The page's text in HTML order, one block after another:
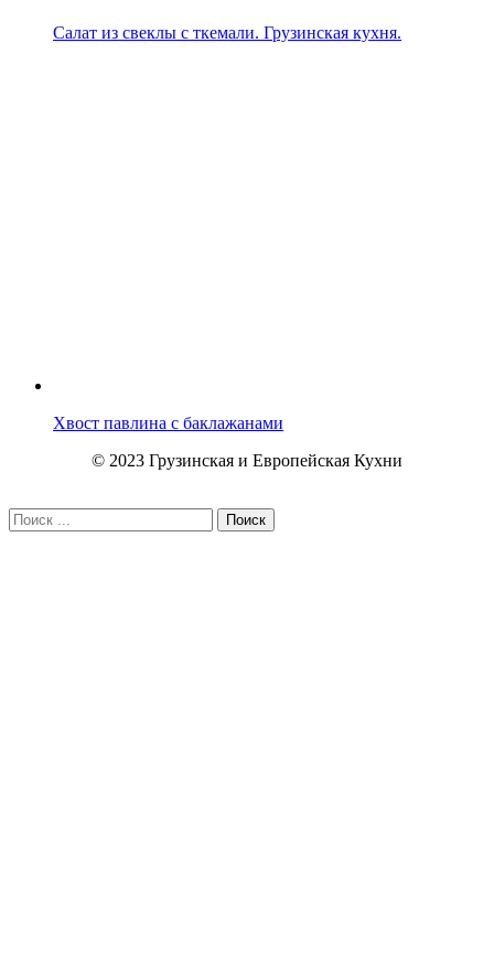
Салат из свеклы с ткемали. Грузинская кухня.
Хвост павлина с баклажанами
© 2023 Грузинская и Европейская Кухни